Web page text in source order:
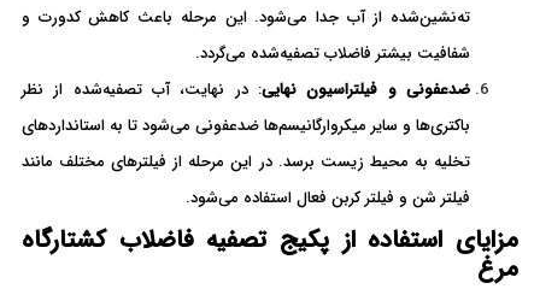
ته‌نشین‌شده از آب جدا می‌شود. این مرحله باعث کاهش کدورت و
شفافیت بیشتر فاضلاب تصفیه‌شده می‌گردد.
ضدعفونی و فیلتراسیون نهایی: در نهایت، آب تصفیه‌شده از نظر
باکتری‌ها و سایر میکروارگانیسم‌ها ضدعفونی می‌شود تا به استانداردهای
تخلیه به محیط زیست برسد. در این مرحله از فیلترهای مختلف مانند
فیلتر شن و فیلتر کربن فعال استفاده می‌شود.
مزایای استفاده از پکیج تصفیه فاضلاب کشتارگاه
مرغ